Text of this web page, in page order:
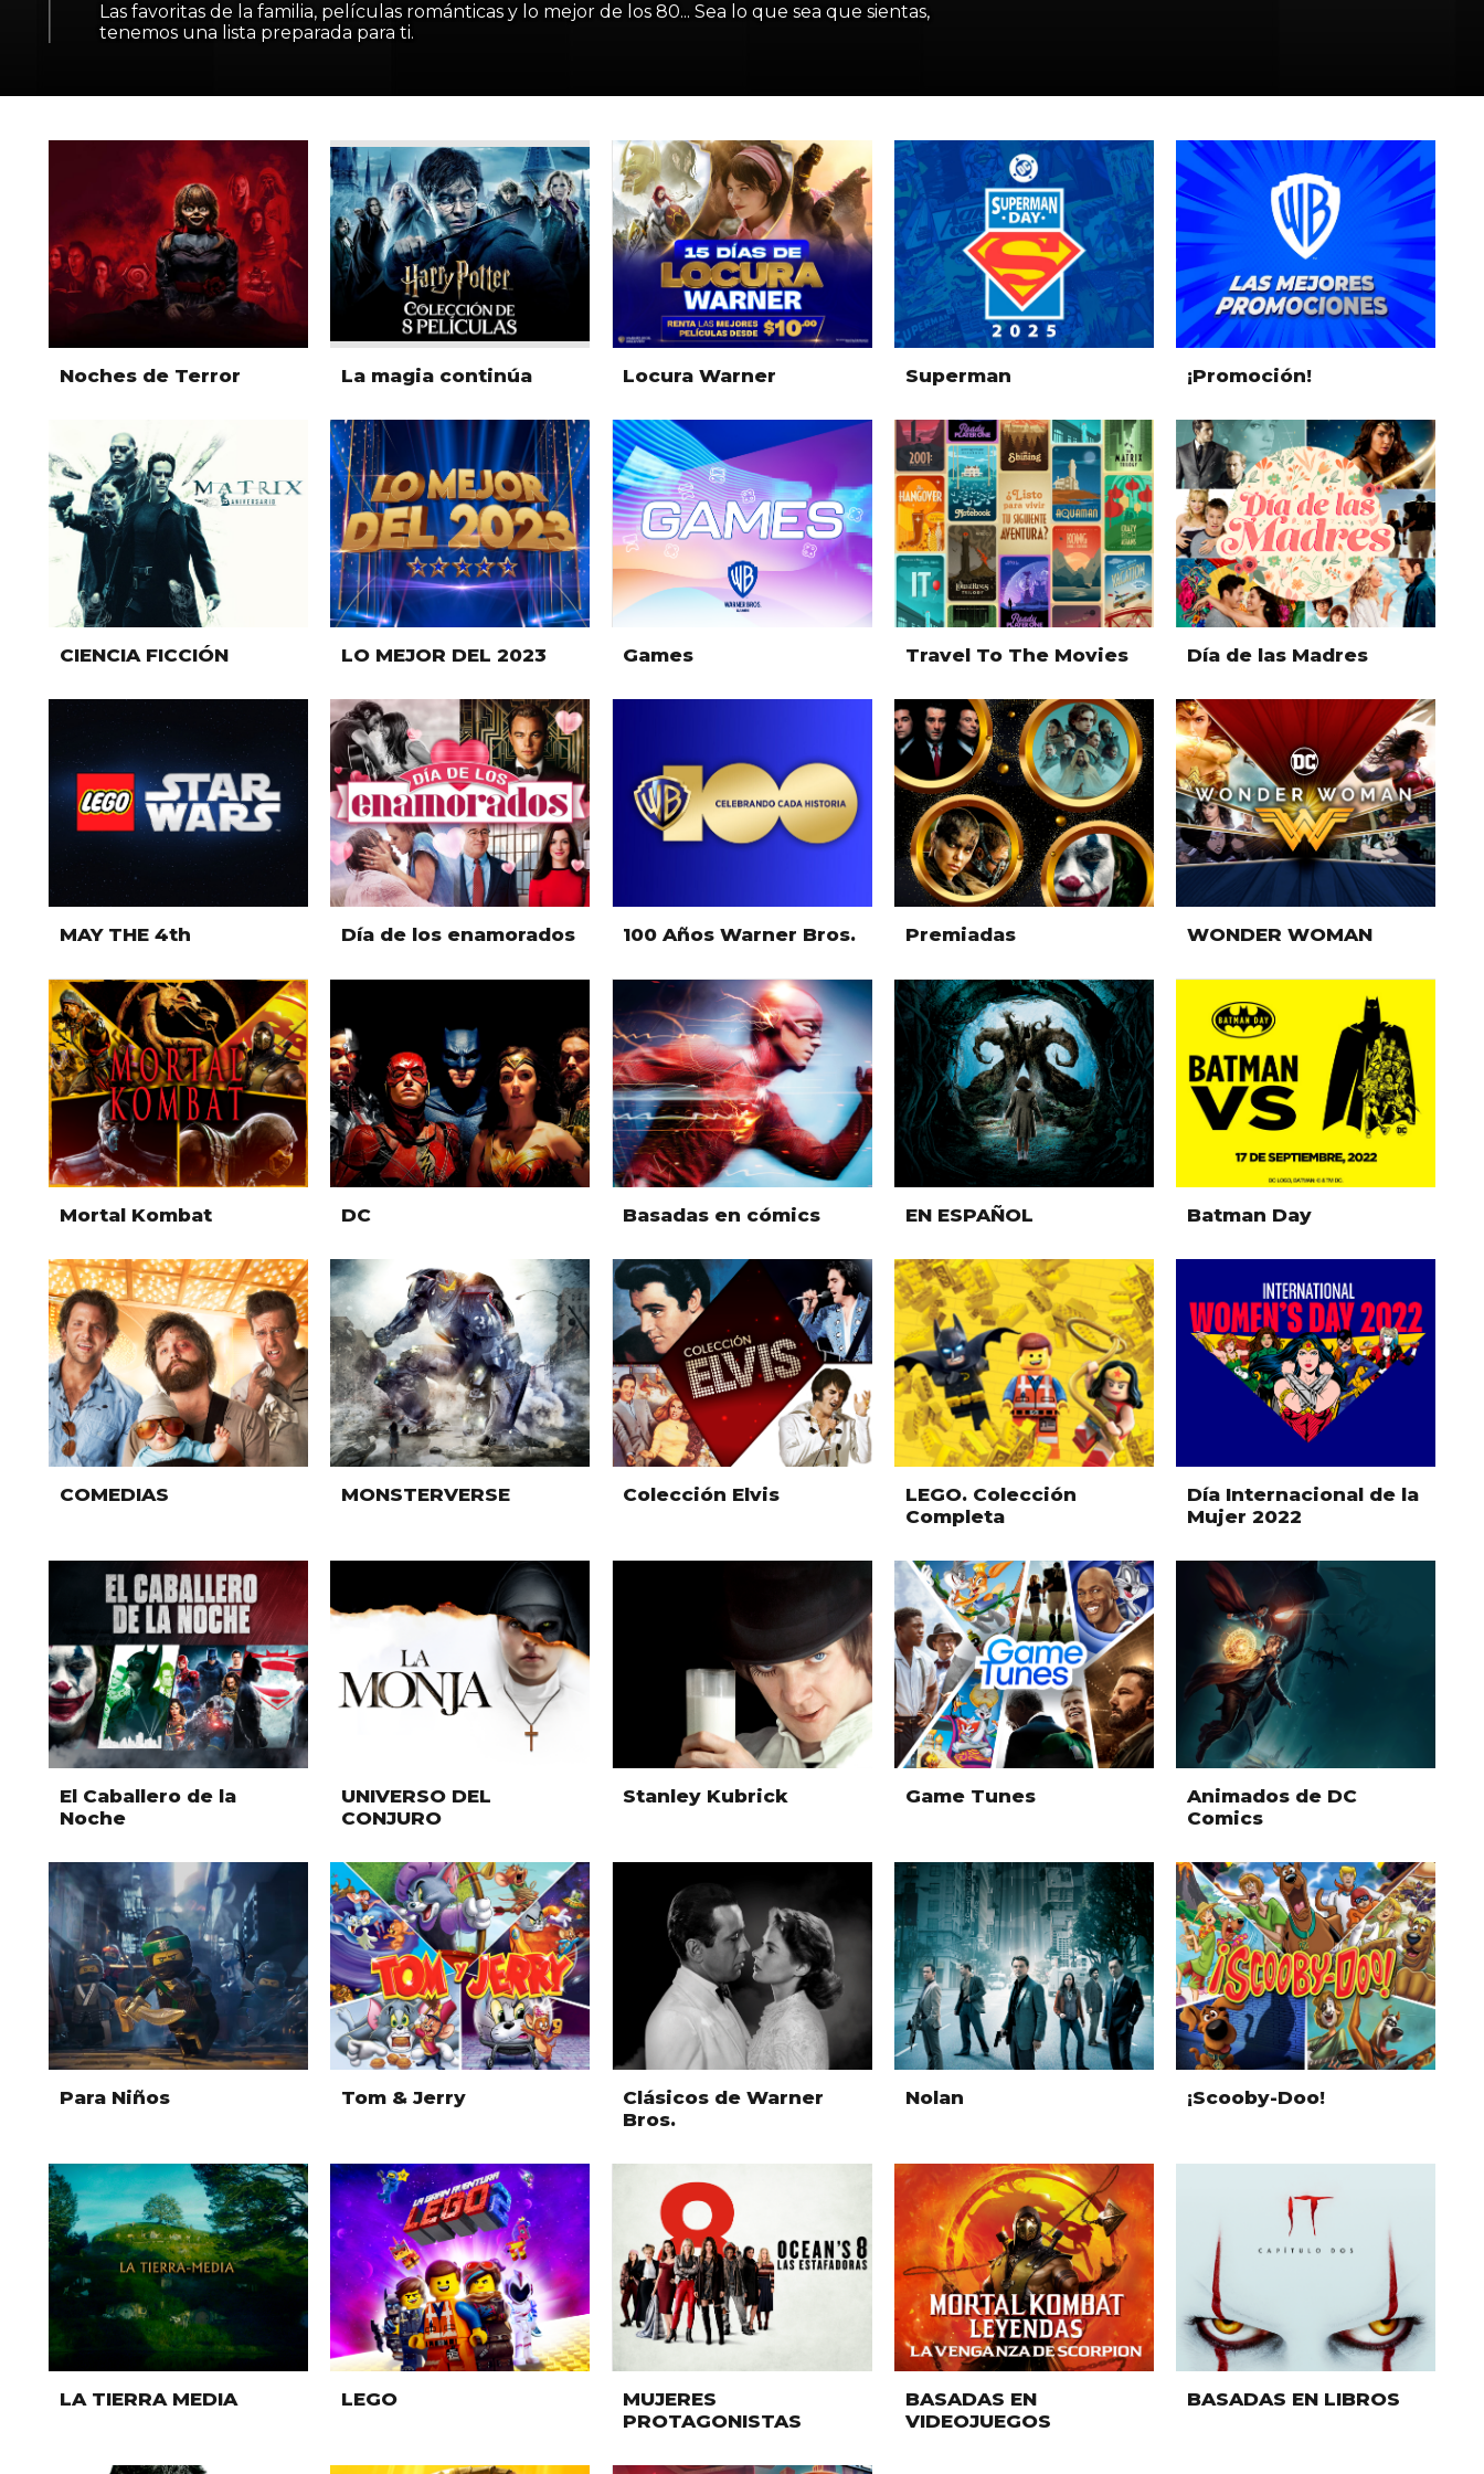
Las favoritas de la familia, películas románticas y lo mejor de los 80... Sea lo que sea que sientas,
tenemos una lista preparada para ti.
Noches de Terror La magia continúa Locura Warner Superman ¡Promoción!
CIENCIA FICCIÓN LO MEJOR DEL 2023 Games Travel To The Movies Día de las Madres
MAY THE 4th Día de los enamorados 100 Años Warner Bros. Premiadas WONDER WOMAN
Mortal Kombat DC Basadas en cómics EN ESPAÑOL Batman Day
COMEDIAS MONSTERVERSE Colección Elvis
LEGO. Colección
Completa
Día Internacional de la
Mujer 2022
El Caballero de la
Noche
UNIVERSO DEL
CONJURO
Stanley Kubrick Game Tunes
Animados de DC
Comics
Para Niños Tom & Jerry
Clásicos de Warner
Bros.
Nolan ¡Scooby-Doo!
LA TIERRA MEDIA LEGO
MUJERES
PROTAGONISTAS
BASADAS EN
VIDEOJUEGOS
BASADAS EN LIBROS